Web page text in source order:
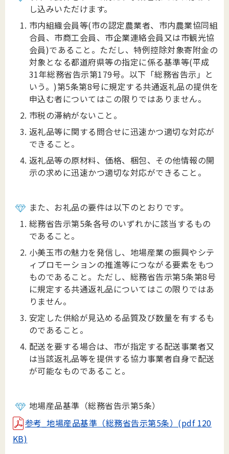
し込みいただけます。
市内組織会員等(市の認定農業者、市内農業協同組
合員、市商工会員、市企業連絡会員又は市観光協
会員)であること。 ただし、特例控除対象寄附金の
対象となる都道府県等の指定に係る基準等(平成
31年総務省告示第179号。以下「総務省告示」と
いう。)第5条第8号に規定する共通返礼品の提供を
申込む者についてはこの限りではありません。
市税の滞納がないこと。
返礼品等に関する問合せに迅速かつ適切な対応が
できること。
返礼品等の原材料、価格、梱包、その他情報の開
示の求めに迅速かつ適切な対応ができること。
また、お礼品の要件は以下のとおりです。
総務省告示第5条各号のいずれかに該当するもの
であること。
小美玉市の魅力を発信し、地場産業の振興やシテ
ィプロモーションの推進等につながる要素をもつ
ものであること。ただし、総務省告示第5条第8号
に規定する共通返礼品についてはこの限りではあ
りません。
安定した供給が見込める品質及び数量を有するも
のであること。
配送を要する場合は、市が指定する配送事業者又
は当該返礼品等を提供する協力事業者自身で配送
が可能なものであること。
地場産品基準（総務省告示第5条）
参考_地場産品基準（総務省告示第5条）(pdf 120
KB)